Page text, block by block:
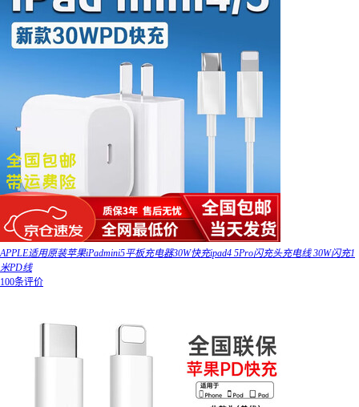
APPLE适用原装苹果iPadmini5平板充电器30W快充ipad4 5Pro闪充头充电线 30W闪充1
米PD线
100条评价